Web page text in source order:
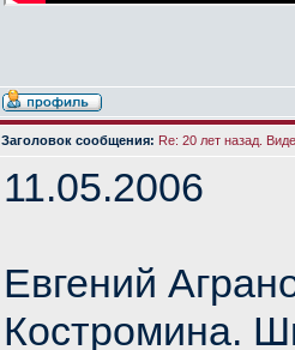
Заголовок сообщения: Re: 20 лет назад.
11.05.2006
Евгений
Костромина.